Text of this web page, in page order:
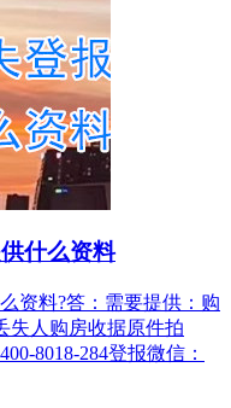
什么资料
资料?答：需要提供：购
失人购房收据原件拍
8018-284登报微信：